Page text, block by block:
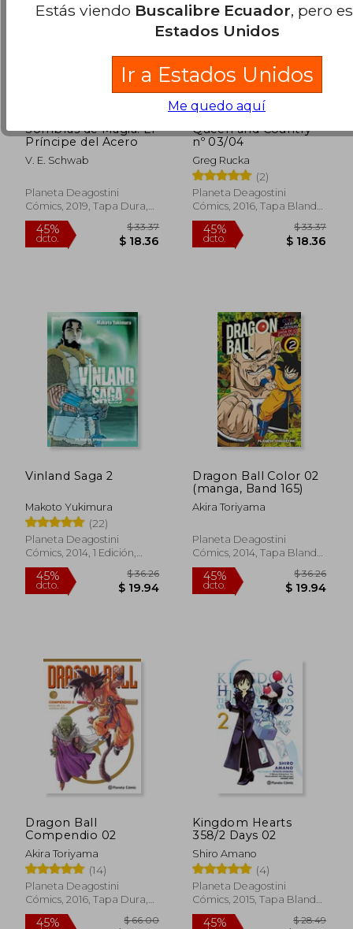
45%
dcto.
$ 28.49
$ 15.67
45%
dcto. $
45% $ 43.28 45% $
Sombras de Magia: El
Príncipe del Acero
V. E. Schwab
Planeta Deagostini
Cómics, 2019, Tapa Dura,
Nuevo
Queen and Country
nº 03/04
Greg Rucka
(2)
Planeta Deagostini
Cómics, 2016, Tapa Blanda,
Nuevo
Vinland Saga 2
Makoto Yukimura
(22)
Planeta Deagostini
Cómics, 2014, 1 Edición,
Tapa Blanda, Nuevo
Dragon Ball Color 02
(manga, Band 165)
Akira Toriyama
Planeta Deagostini
Cómics, 2014, Tapa Blanda,
Nuevo
Dragon Ball
Compendio 02
Akira Toriyama
(14)
Planeta Deagostini
Cómics, 2016, Tapa Dura,
Nuevo
Kingdom Hearts
358/2 Days 02
Shiro Amano
(4)
Planeta Deagostini
Cómics, 2015, Tapa Blanda,
Nuevo
Estás viendo Buscalibre Ecuador, pero
Estados Unidos
Ir a Estados Unidos
Me quedo aquí